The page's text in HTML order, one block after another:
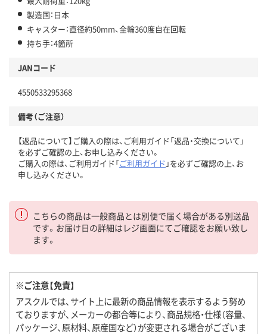
製造国：日本
キャスター：直径約50mm、全輪360度自在回転
持ち手：4箇所
JANコード
4550533295368
備考（ご注意）
【返品について】ご購入の際は、ご利用ガイド「返品・交換について」
を必ずご確認の上、お申し込みください。
ご購入の際は、ご利用ガイド「ご利用ガイド 」を必ずご確認の上、お
申し込みください。
こちらの商品は一般商品とは別便で届く場合がある別送品
です。お届け日の詳細はレジ画面にてご確認をお願い致し
ます。
※ご注意【免責】
アスクルでは、サイト上に最新の商品情報を表示するよう努め
ておりますが、メーカーの都合等により、商品規格・仕様（容量、
パッケージ、原材料、原産国など）が変更される場合がございま